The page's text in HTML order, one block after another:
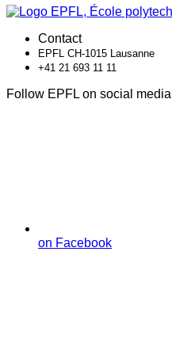
Contact
EPFL CH-1015 Lausanne
+41 21 693 11 11
Follow EPFL on social media
on Facebook